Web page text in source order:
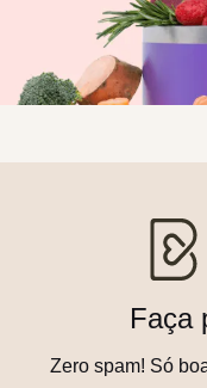
Faça
Zero spam! Só